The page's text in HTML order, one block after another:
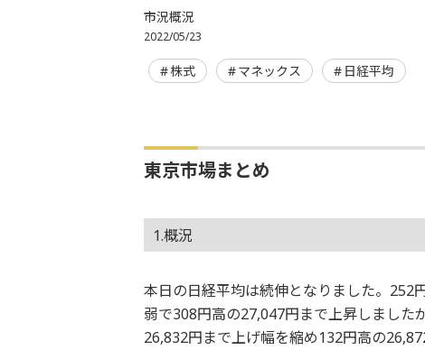
市況概況
2022/05/23
株式 マネックス 日経平均
東京市場まとめ
1.概況
本日の日経平均は続伸となりました。252
弱で308円高の27,047円まで上昇しまし
26,832円まで上げ幅を縮め132円高の